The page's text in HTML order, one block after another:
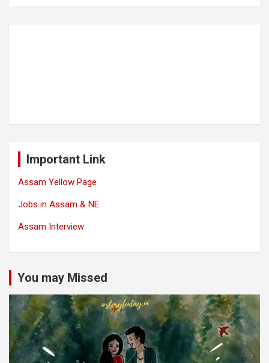
Important Link
Assam Yellow Page
Jobs in Assam & NE
Assam Interview
You may Missed